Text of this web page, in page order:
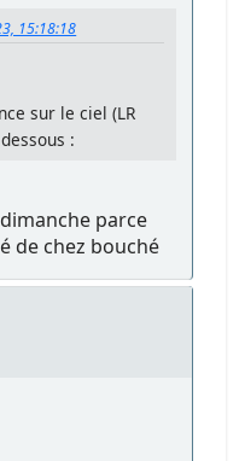
15:18:18
sur le ciel (LR
:
parce
de chez bouché